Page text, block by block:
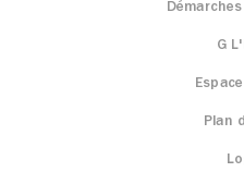
G
Plan